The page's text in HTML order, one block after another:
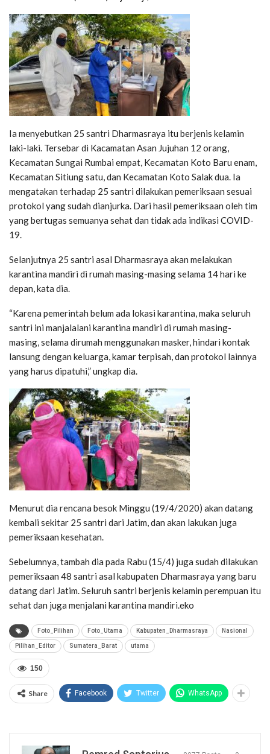
Ia menyebutkan 25 santri Dharmasraya itu berjenis kelamin
laki-laki. Tersebar di Kacamatan Asan Jujuhan 12 orang,
Kecamatan Sungai Rumbai empat, Kecamatan Koto Baru enam,
Kecamatan Sitiung satu, dan Kecamatan Koto Salak dua. Ia
mengatakan terhadap 25 santri dilakukan pemeriksaan sesuai
protokol yang sudah dianjurka. Dari hasil pemeriksaan oleh tim
yang bertugas semuanya sehat dan tidak ada indikasi COVID-
19.
Selanjutnya 25 santri asal Dharmasraya akan melakukan
karantina mandiri di rumah masing-masing selama 14 hari ke
depan, kata dia.
“Karena pemerintah belum ada lokasi karantina, maka seluruh
santri ini manjalalani karantina mandiri di rumah masing-
masing, selama dirumah menggunakan masker, hindari kontak
lansung dengan keluarga, kamar terpisah, dan protokol lainnya
yang harus dipatuhi,” ungkap dia.
Menurut dia rencana besok Minggu (19/4/2020) akan datang
kembali sekitar 25 santri dari Jatim, dan akan lakukan juga
pemeriksaan kesehatan.
Sebelumnya, tambah dia pada Rabu (15/4) juga sudah dilakukan
pemeriksaan 48 santri asal kabupaten Dharmasraya yang baru
datang dari Jatim. Seluruh santri berjenis kelamin perempuan itu
sehat dan juga menjalani karantina mandiri.eko
Foto_Pilihan Foto_Utama Kabupaten_Dharmasraya Nasional
Pilihan_Editor Sumatera_Barat utama
150
Share Facebook Twitter WhatsApp